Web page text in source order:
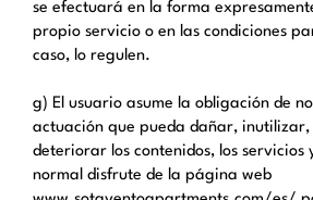
se efectuará en la forma
propio servicio o en las condiciones
caso, lo regulen.
g) El usuario asume la obligación de
actuación que pueda dañar, inutilizar,
deteriorar los contenidos, los
normal disfrute de la página web